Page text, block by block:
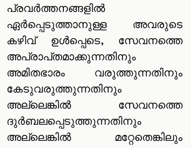
പ്രവർത്തനങ്ങളിൽ‌
ഏർ‌പ്പെടുത്താനുള്ള അവരുടെ
കഴിവ് ഉൾപ്പെടെ, സേവനത്തെ
അപ്രാപ്‌തമാക്കുന്നതിനും
അമിതഭാരം വരുത്തുന്നതിനും
കേടുവരുത്തുന്നതിനും
അല്ലെങ്കിൽ‌ സേവനത്തെ
ദുർബലപ്പെടുത്തുന്നതിനും
അല്ലെങ്കിൽ‌ മറ്റേതെങ്കിലും